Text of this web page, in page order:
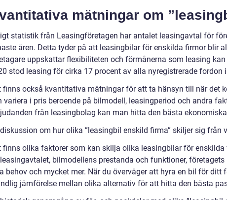
mätningar om
statistik från Leasingföretagen har antalet leasingavtal för
åren. Detta tyder på att leasingbilar för enskilda firmor blir
uppskattar flexibiliteten och förmånerna som leasing
stod leasing för cirka 17 procent av alla nyregistrerade fordon
finns också kvantitativa mätningar för att ta hänsyn till när det
variera i pris beroende på bilmodell, leasingperiod och andra
från leasingbolag kan man hitta den bästa
diskussion om hur olika ”leasingbil enskild firma” skiljer sig från
finns olika faktorer som kan skilja olika leasingbilar för
bilmodellens prestanda och funktioner,
behov och mycket mer. När du överväger att hyra en bil för ditt
jämförelse mellan olika alternativ för att hitta den bästa